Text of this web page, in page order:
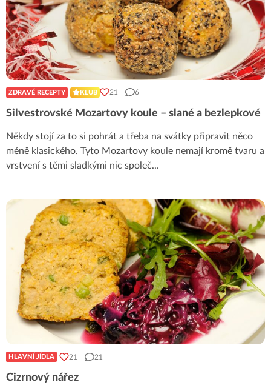
ZDRAVÉ RECEPTY KLUB 21 6
Silvestrovské Mozartovy koule – slané a bezlepkové
Někdy stojí za to si pohrát a třeba na svátky připravit něco
méně klasického. Tyto Mozartovy koule nemají kromě tvaru a
vrstvení s těmi sladkými nic společ...
HLAVNÍ JÍDLA 21 21
Cizrnový nářez